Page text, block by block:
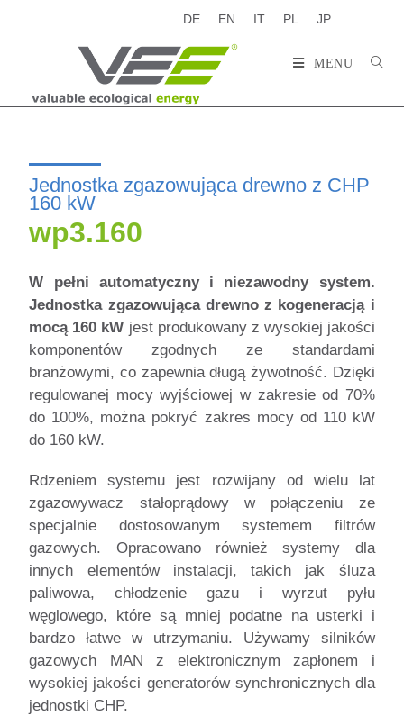
DE EN IT PL JP
MENU
Jednostka zgazowująca drewno z CHP
160 kW
wp3.160
W pełni automatyczny i niezawodny system.
Jednostka zgazowująca drewno z kogeneracją i
mocą 160 kW jest produkowany z wysokiej jakości
komponentów zgodnych ze standardami
branżowymi, co zapewnia długą żywotność. Dzięki
regulowanej mocy wyjściowej w zakresie od 70%
do 100%, można pokryć zakres mocy od 110 kW
do 160 kW.
Rdzeniem systemu jest rozwijany od wielu lat
zgazowywacz stałoprądowy w połączeniu ze
specjalnie dostosowanym systemem filtrów
gazowych. Opracowano również systemy dla
innych elementów instalacji, takich jak śluza
paliwowa, chłodzenie gazu i wyrzut pyłu
węglowego, które są mniej podatne na usterki i
bardzo łatwe w utrzymaniu. Używamy silników
gazowych MAN z elektronicznym zapłonem i
wysokiej jakości generatorów synchronicznych dla
jednostki CHP.